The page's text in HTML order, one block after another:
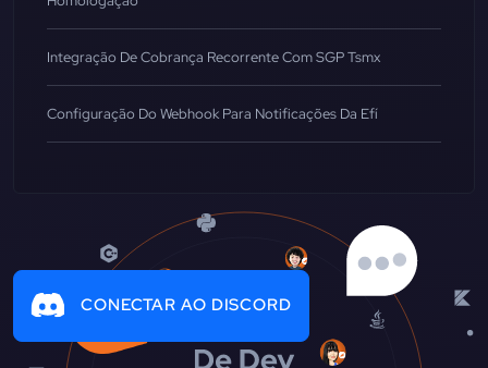
Integração De Cobrança Recorrente Com SGP Tsmx
Configuração Do Webhook Para Notificações Da Efí
CONECTAR AO DISCORD